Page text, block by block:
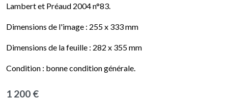
Lambert et Préaud 2004 n°83.
Dimensions de l'image : 255 x 333mm
Dimensions de la feuille : 282 x 355mm
Condition : bonne condition générale.
1 200 €